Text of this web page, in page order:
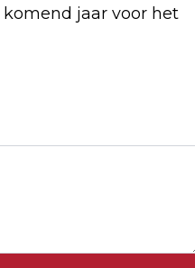
komend jaar voor het